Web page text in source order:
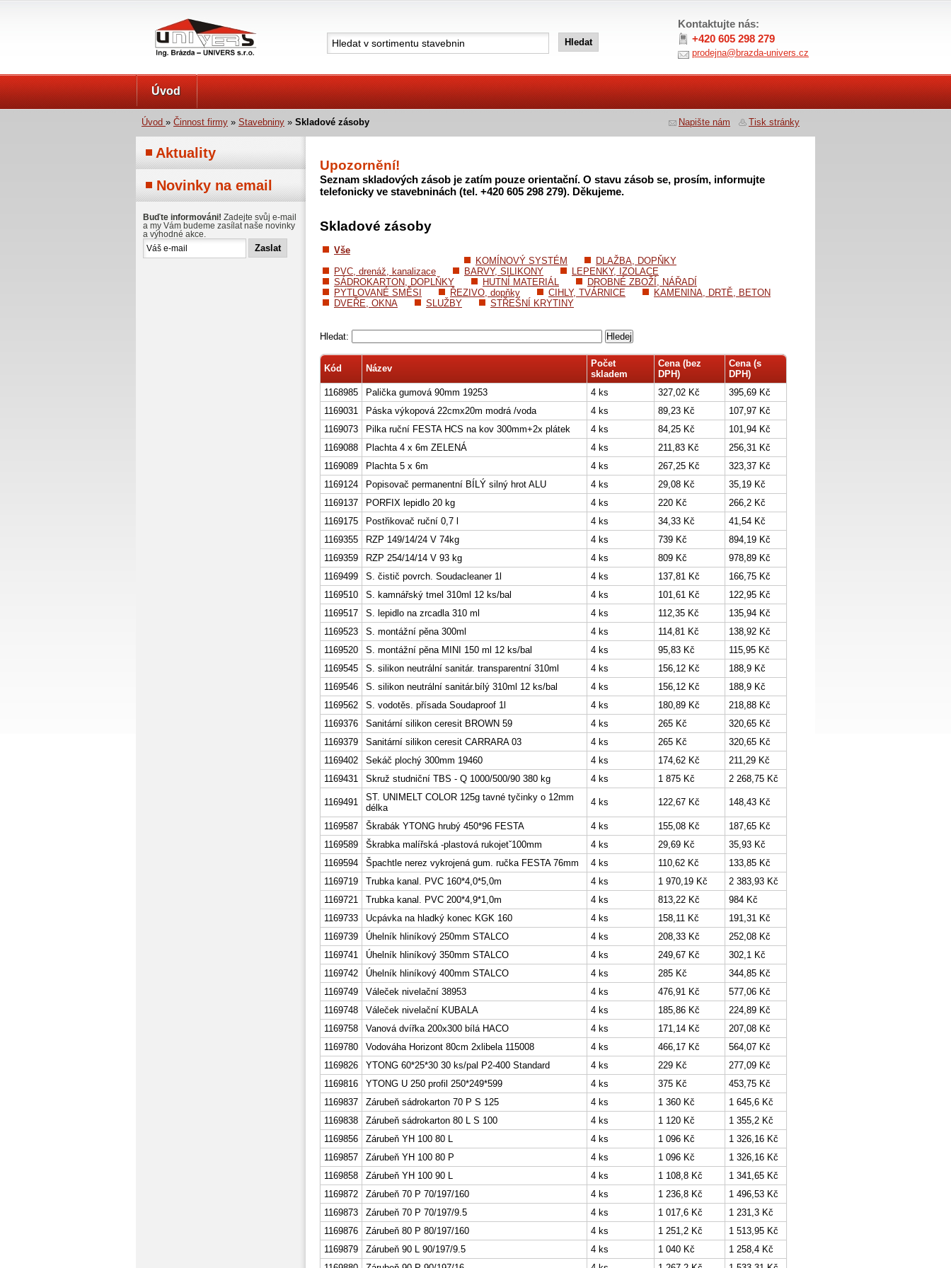
Úvod
Kontaktujte nás:
+420 605 298 279
prodejna@brazda-univers.cz
Úvod » Činnost firmy » Stavebniny » Skladové zásoby Napište nám Tisk stránky
Upozornění!
Seznam skladových zásob je zatím pouze orientační. O stavu zásob se, prosím, informujte
telefonicky ve stavebninách (tel. +420 605 298 279). Děkujeme.
Skladové zásoby
Vše
KOMÍNOVÝ SYSTÉM
DLAŽBA, DOPŇKY
PVC, drenáž, kanalizace
BARVY, SILIKONY
LEPENKY, IZOLACE
SÁDROKARTON, DOPLŇKY
HUTNÍ MATERIÁL
DROBNÉ ZBOŽÍ, NÁŘADÍ
PYTLOVANÉ SMĚSI
ŘEZIVO, dopňky CIHLY, TVÁRNICE
KAMENINA, DRTĚ, BETON
DVEŘE, OKNA
SLUŽBY STŘEŠNÍ KRYTINY
Hledat:
Kód Název
Počet
skladem
Cena (bez
DPH)
Cena (s
DPH)
1168985
Palička gumová 90mm 19253 4 ks 327,02 Kč
395,69 Kč
1169031
Páska výkopová 22cmx20m modrá /voda 4 ks 89,23 Kč
107,97 Kč
1169073
Pilka ruční FESTA HCS na kov 300mm+2x plátek 4 ks 84,25 Kč
101,94 Kč
1169088
Plachta 4 x 6m ZELENÁ 4 ks 211,83 Kč
256,31 Kč
1169089
Plachta 5 x 6m 4 ks 267,25 Kč
323,37 Kč
1169124
Popisovač permanentní BÍLÝ silný hrot ALU 4 ks 29,08 Kč
35,19 Kč
1169137
PORFIX lepidlo 20 kg 4 ks 220 Kč
266,2 Kč
1169175
Postřikovač ruční 0,7 l 4 ks 34,33 Kč
41,54 Kč
1169355
RZP 149/14/24 V 74kg 4 ks 739 Kč
894,19 Kč
1169359
RZP 254/14/14 V 93 kg 4 ks 809 Kč
978,89 Kč
1169499
S. čistič povrch. Soudacleaner 1l 4 ks 137,81 Kč
166,75 Kč
1169510
S. kamnářský tmel 310ml 12 ks/bal 4 ks 101,61 Kč
122,95 Kč
1169517
S. lepidlo na zrcadla 310 ml 4 ks 112,35 Kč
135,94 Kč
1169523
S. montážní pěna 300ml 4 ks 114,81 Kč
138,92 Kč
1169520
S. montážní pěna MINI 150 ml 12 ks/bal 4 ks 95,83 Kč
115,95 Kč
1169545
S. silikon neutrální sanitár. transparentní 310ml 4 ks 156,12 Kč
188,9 Kč
1169546
S. silikon neutrální sanitár.bílý 310ml 12 ks/bal 4 ks 156,12 Kč
188,9 Kč
1169562
S. vodotěs. přísada Soudaproof 1l 4 ks 180,89 Kč
218,88 Kč
1169376
Sanitární silikon ceresit BROWN 59 4 ks 265 Kč
320,65 Kč
1169379
Sanitární silikon ceresit CARRARA 03 4 ks 265 Kč
320,65 Kč
1169402
Sekáč plochý 300mm 19460 4 ks 174,62 Kč
211,29 Kč
1169431
Skruž studniční TBS - Q 1000/500/90 380 kg 4 ks 1 875 Kč 2 268,75 Kč
1169491
ST. UNIMELT COLOR 125g tavné tyčinky o 12mm
délka
4 ks 122,67 Kč 148,43 Kč
1169587 Škrabák YTONG hrubý 450*96 FESTA 4 ks 155,08 Kč
187,65 Kč
1169589
Škrabka malířská -plastová rukojetˇ100mm 4 ks 29,69 Kč
35,93 Kč
1169594
Špachtle nerez vykrojená gum. ručka FESTA 76mm 4 ks 110,62 Kč
133,85 Kč
1169719
Trubka kanal. PVC 160*4,0*5,0m 4 ks 1 970,19 Kč
2 383,93 Kč
1169721
Trubka kanal. PVC 200*4,9*1,0m 4 ks 813,22 Kč
984 Kč
1169733
Ucpávka na hladký konec KGK 160 4 ks 158,11 Kč
191,31 Kč
1169739
Úhelník hliníkový 250mm STALCO 4 ks 208,33 Kč
252,08 Kč
1169741
Úhelník hliníkový 350mm STALCO 4 ks 249,67 Kč
302,1 Kč
1169742
Úhelník hliníkový 400mm STALCO 4 ks 285 Kč
344,85 Kč
1169749
Váleček nivelační 38953 4 ks 476,91 Kč
577,06 Kč
1169748
Váleček nivelační KUBALA 4 ks 185,86 Kč
224,89 Kč
1169758
Vanová dvířka 200x300 bílá HACO 4 ks 171,14 Kč
207,08 Kč
1169780
Vodováha Horizont 80cm 2xlibela 115008 4 ks 466,17 Kč
564,07 Kč
1169826
YTONG 60*25*30 30 ks/pal P2-400 Standard 4 ks 229 Kč
277,09 Kč
1169816
YTONG U 250 profil 250*249*599 4 ks 375 Kč
453,75 Kč
1169837
Zárubeň sádrokarton 70 P S 125 4 ks 1 360 Kč
1 645,6 Kč
1169838
Zárubeň sádrokarton 80 L S 100 4 ks 1 120 Kč
1 355,2 Kč
1169856
Zárubeň YH 100 80 L 4 ks 1 096 Kč
1 326,16 Kč
1169857
Zárubeň YH 100 80 P 4 ks 1 096 Kč
1 326,16 Kč
1169858
Zárubeň YH 100 90 L 4 ks 1 108,8 Kč
1 341,65 Kč
1169872
Zárubeň 70 P 70/197/160 4 ks 1 236,8 Kč
1 496,53 Kč
1169873
Zárubeň 70 P 70/197/9.5 4 ks 1 017,6 Kč
1 231,3 Kč
1169876
Zárubeň 80 P 80/197/160 4 ks 1 251,2 Kč
1 513,95 Kč
1169879
Zárubeň 90 L 90/197/9.5 4 ks 1 040 Kč
1 258,4 Kč
Aktuality
Novinky na email
Buďte informováni! Zadejte svůj e-mail
a my Vám budeme zasílat naše novinky
a výhodné akce.